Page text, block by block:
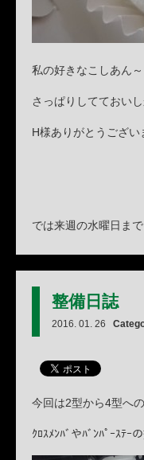
私の好きなこしあん～
さっぱりしてておい
H様ありがとうござ
では来週の水曜日ま
整備日誌
2016. 01. 26
今回は2型から4型へ
ｸﾛｽﾒﾝﾊﾞやﾊﾞﾝﾊﾟｰｽﾃｰ